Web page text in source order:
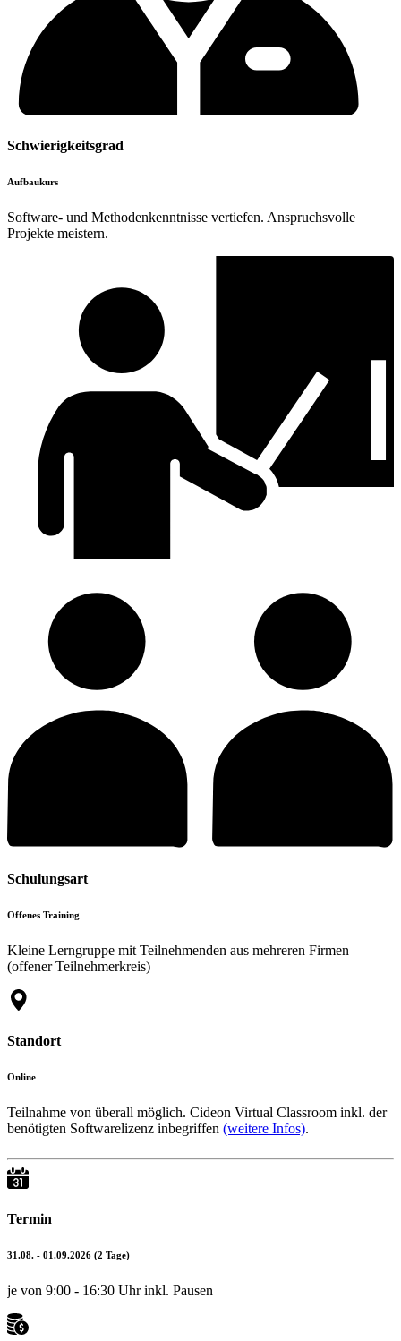
Schwierigkeitsgrad
Aufbaukurs
Software- und Methodenkenntnisse vertiefen. Anspruchsvolle
Projekte meistern.
Schulungsart
Offenes Training
Kleine Lerngruppe mit Teilnehmenden aus mehreren Firmen
(offener Teilnehmerkreis)
Standort
Online
Teilnahme von überall möglich. Cideon Virtual Classroom inkl. der
benötigten Softwarelizenz inbegriffen (weitere Infos).
Termin
31.08. - 01.09.2026 (2 Tage)
je von 9:00 - 16:30 Uhr inkl. Pausen